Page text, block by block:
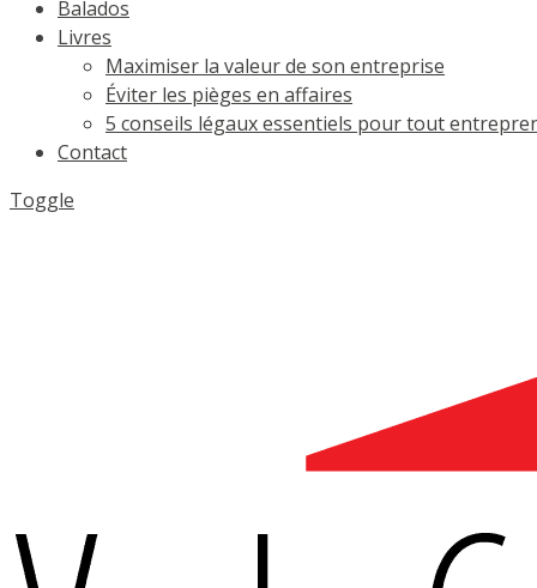
Balados
Livres
Maximiser la valeur de son entreprise
Éviter les pièges en affaires
5 conseils légaux essentiels pour tout
Contact
Toggle